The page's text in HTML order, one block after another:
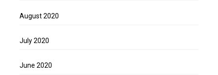
August 2020
July 2020
June 2020